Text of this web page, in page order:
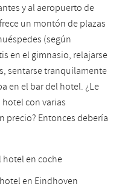
y al aeropuerto de
un montón de plazas
(según
en el gimnasio, relajarse
sentarse tranquilamente
en el bar del hotel. ¿Le
con varias
precio? Entonces debería
hotel en coche
en Eindhoven